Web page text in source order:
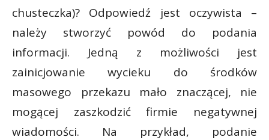
chusteczka)? Odpowiedź jest oczywista –
należy stworzyć powód do podania
informacji. Jedną z możliwości jest
zainicjowanie wycieku do środków
masowego przekazu mało znaczącej, nie
mogącej zaszkodzić firmie negatywnej
wiadomości. Na przykład, podanie